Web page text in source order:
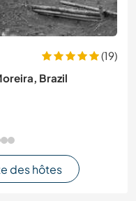
(19)
Brazil
des hôtes